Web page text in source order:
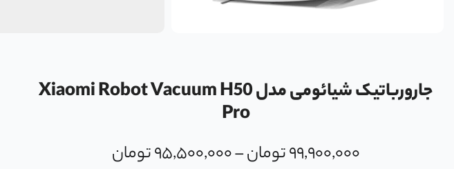
جارورباتیک شیائومی مدل Xiaomi Robot Vacuum H50
Pro
۹۹,۹۰۰,۰۰۰تومان–۹۵,۵۰۰,۰۰۰تومان